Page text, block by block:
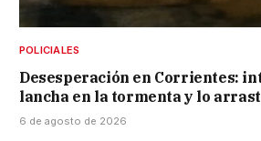
POLICIALES
Desesperación en Corrientes:
lancha en la tormenta y lo
6 de agosto de 2026